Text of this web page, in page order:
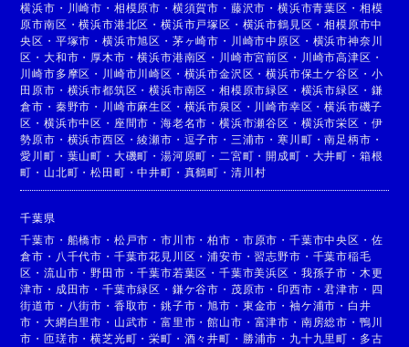
横浜市 ・ 川崎市 ・ 相模原市 ・ 横須賀市 ・ 藤沢市 ・横浜市青葉区 ・ 相模
原市南区 ・横浜市港北区 ・横浜市戸塚区 ・ 横浜市鶴見区 ・相模原市中
央区 ・ 平塚市 ・横浜市旭区 ・ 茅ヶ崎市 ・ 川崎市中原区 ・ 横浜市神奈川
区 ・大和市 ・ 厚木市 ・横浜市港南区 ・ 川崎市宮前区 ・ 川崎市高津区 ・
川崎市多摩区 ・ 川崎市川崎区 ・ 横浜市金沢区 ・横浜市保土ケ谷区 ・ 小
田原市 ・ 横浜市都筑区 ・横浜市南区 ・相模原市緑区 ・ 横浜市緑区 ・ 鎌
倉市 ・ 秦野市 ・ 川崎市麻生区 ・ 横浜市泉区 ・ 川崎市幸区 ・横浜市磯子
区 ・横浜市中区 ・ 座間市 ・海老名市 ・横浜市瀬谷区 ・ 横浜市栄区 ・ 伊
勢原市 ・ 横浜市西区 ・綾瀬市 ・ 逗子市 ・ 三浦市 ・寒川町 ・南足柄市 ・
愛川町 ・ 葉山町 ・ 大磯町 ・湯河原町 ・ 二宮町 ・開成町 ・ 大井町 ・ 箱根
町 ・ 山北町 ・松田町 ・中井町 ・ 真鶴町 ・ 清川村
千葉県
千葉市 ・ 船橋市 ・ 松戸市 ・市川市 ・柏市 ・ 市原市 ・ 千葉市中央区 ・ 佐
倉市 ・ 八千代市 ・ 千葉市花見川区 ・浦安市 ・習志野市 ・ 千葉市稲毛
区 ・流山市 ・野田市 ・千葉市若葉区 ・千葉市美浜区 ・ 我孫子市 ・ 木更
津市 ・ 成田市 ・千葉市緑区 ・ 鎌ケ谷市 ・ 茂原市 ・印西市 ・君津市 ・ 四
街道市 ・ 八街市 ・ 香取市 ・銚子市 ・旭市 ・ 東金市 ・ 袖ケ浦市 ・ 白井
市 ・大網白里市 ・ 山武市 ・富里市 ・館山市 ・ 富津市 ・ 南房総市 ・ 鴨川
市 ・匝瑳市 ・横芝光町 ・栄町 ・ 酒々井町 ・ 勝浦市 ・ 九十九里町 ・ 多古